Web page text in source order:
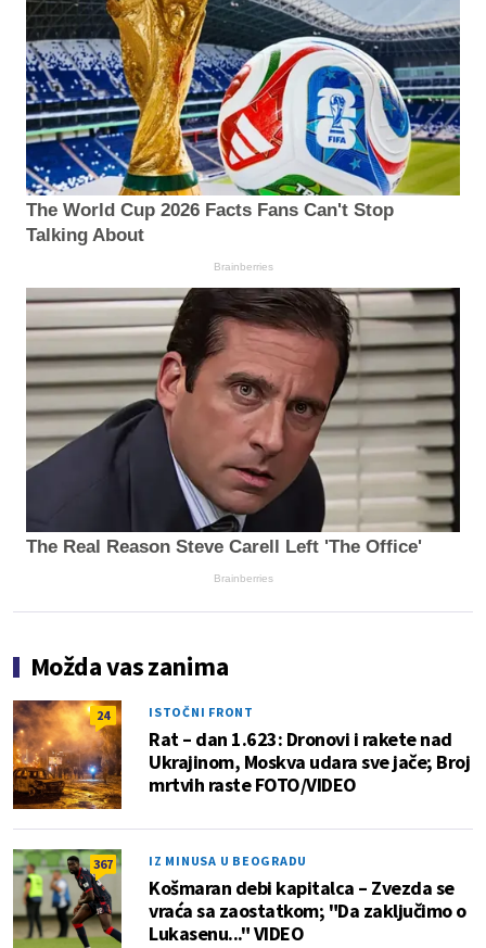
The World Cup 2026 Facts Fans Can't Stop
Talking About
Brainberries
The Real Reason Steve Carell Left 'The Office'
Brainberries
Možda vas zanima
24 ISTOČNI FRONT
Rat – dan 1.623: Dronovi i rakete nad
Ukrajinom, Moskva udara sve jače; Broj
mrtvih raste FOTO/VIDEO
367 IZ MINUSA U BEOGRADU
Košmaran debi kapitalca – Zvezda se
vraća sa zaostatkom; "Da zaključimo o
Lukasenu..." VIDEO